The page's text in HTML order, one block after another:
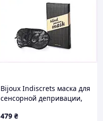
Bijoux Indiscrets маска для
сенсорной депривации,
479 ₴